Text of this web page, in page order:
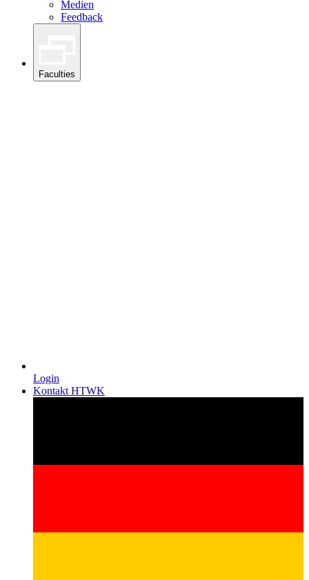
Medien
Feedback
Faculties
Login
Kontakt HTWK